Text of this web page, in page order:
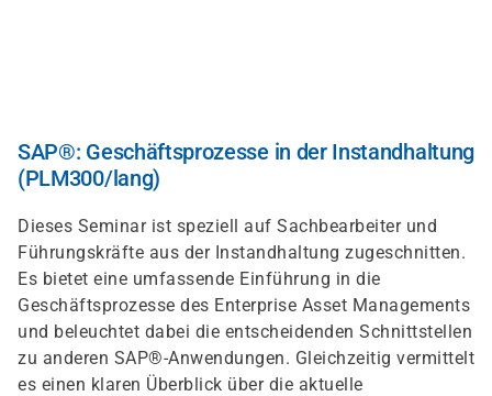
SAP®: Geschäftsprozesse in der Instandhaltung
(PLM300/lang)
Dieses Seminar ist speziell auf Sachbearbeiter und
Führungskräfte aus der Instandhaltung zugeschnitten.
Es bietet eine umfassende Einführung in die
Geschäftsprozesse des Enterprise Asset Managements
und beleuchtet dabei die entscheidenden Schnittstellen
zu anderen SAP®-Anwendungen. Gleichzeitig vermittelt
es einen klaren Überblick über die aktuelle